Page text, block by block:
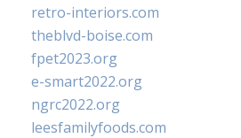
retro-interiors.com
theblvd-boise.com
fpet2023.org
e-smart2022.org
ngrc2022.org
leesfamilyfoods.com